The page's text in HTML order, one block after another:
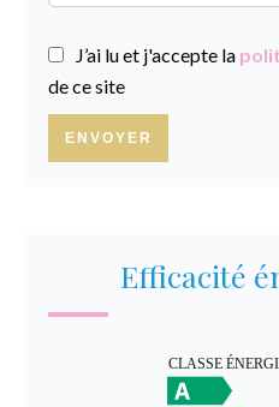
J’ai lu et j'accepte la
de ce site
ENVOYER
Efficacité